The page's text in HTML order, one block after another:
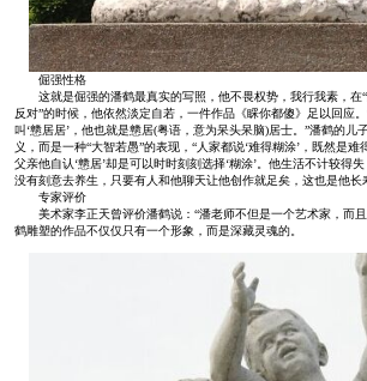
倔强性格
这就是倔强的潘鹤最真实的写照，他不畏权势，我行我素，在“
反对”的时候，他依然淡定自若，一件作品《睬你都傻》足以回应
叫‘戆居居’，他也就是戆居(粤语，意为呆头呆脑)居士。”潘鹤的儿
义，而是一种“大智若愚”的表现，“人家都说‘难得糊涂’，既然是
父亲他自认‘戆居’却是可以时时刻刻选择‘糊涂’。他生活不计较得
没有刻意去养生，只要有人和他聊天让他创作就足矣，这也是他长
专家评价
美术家李正天曾评价潘鹤说：“潘老师不但是一个艺术家，而且
鹤雕塑的作品不仅仅只有一个形象，而是深藏灵魂的。